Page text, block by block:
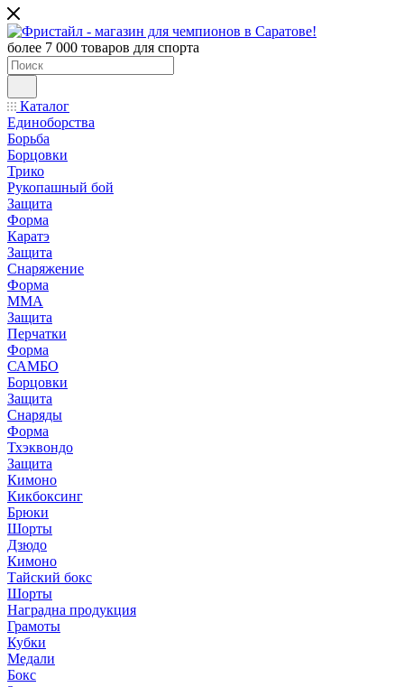
более 7 000 товаров для спорта
Каталог
Единоборства
Борьба
Борцовки
Трико
Рукопашный бой
Защита
Форма
Каратэ
Защита
Снаряжение
Форма
ММА
Защита
Перчатки
Форма
САМБО
Борцовки
Защита
Снаряды
Форма
Тхэквондо
Защита
Кимоно
Кикбоксинг
Брюки
Шорты
Дзюдо
Кимоно
Тайский бокс
Шорты
Наградна продукция
Грамоты
Кубки
Медали
Бокс